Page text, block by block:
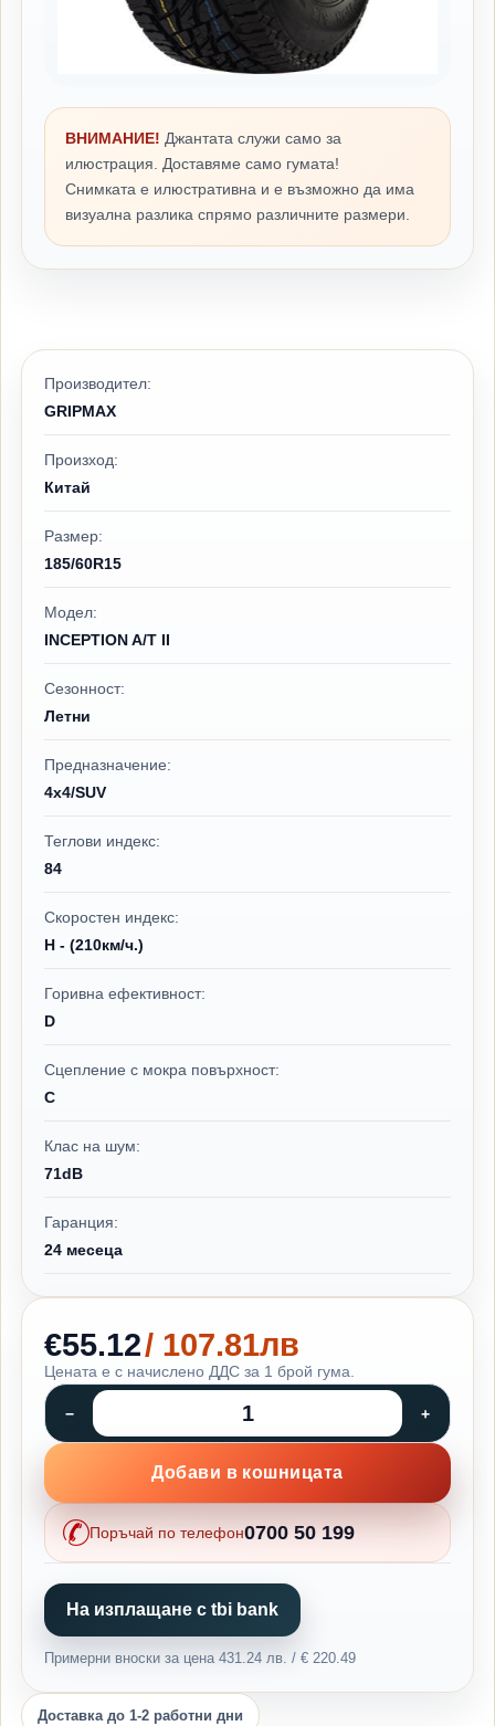
ВНИМАНИЕ! Джантата служи само за
илюстрация. Доставяме само гумата!
Снимката е илюстративна и е възможно да има
визуална разлика спрямо различните размери.
Производител:
GRIPMAX
Произход:
Китай
Размер:
185/60R15
Модел:
INCEPTION A/T II
Сезонност:
Летни
Предназначение:
4x4/SUV
Теглови индекс:
84
Скоростен индекс:
H - (210км/ч.)
Горивна ефективност:
D
Сцепление с мокра повърхност:
C
Клас на шум:
71dB
Гаранция:
24 месеца
€55.12/ 107.81лв
Цената е с начислено ДДС за 1 брой гума.
Добави в кошницата
Поръчай по телефон0700 50 199
На изплащане с tbi bank
Примерни вноски за цена 431.24 лв. / € 220.49
Доставка до 1-2 работни дни